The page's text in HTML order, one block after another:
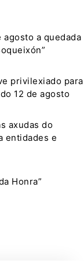
a quedada
privilexiado para
12 de agosto
axudas do
entidades e
Honra”